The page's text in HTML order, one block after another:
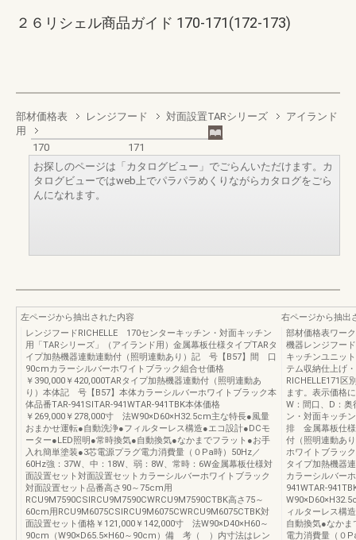
２６リシェル商品ガイド 170-171(172-173)
部材価格表 レンジフード 対面設置TARシリーズ
アイランド
用
170
171
お探しのページは「カタログビュー」でごらんいただけます。カ
タログビューではweb上でパラパラめくりながらカタログをごら
んになれます。
左ページから抽出された内容
レンジフードRICHELLE 170センターキッチン・対面キッチン
用「TARシリーズ」（アイランド用）金属幕板仕様タイプTARタ
イプ加熱機器連動連動付（照明連動あり）記 号【B57】間 口
90cmカラーシルバーホワイトブラック組合せ価格
￥390,000￥420,000TARタイプ加熱機器連動付（照明連動あ
り）本体記 号【B57】本体カラーシルバーホワイトブラック本
体品番TAR-941SITAR-941WTAR-941TBK本体価格
￥269,000￥278,000寸 法W90×D60×H32.5cm主な特長●風量
おまかせ運転●自動洗浄●フィルターレス構造●エコ設計●DCモ
ーター●LED照明●常時換気●自動換気●なかまでフラット●お手
入れ簡単塗装●3芯電源プラグ電力消費量（０Pa時）50Hz／
60Hz強：37W、中：18W、弱：8W、常時：6W金属幕板仕様対
面設置セット対面設置セットカラーシルバーホワイトブラック
対面設置セット品番高さ90～75cm用
RCU9M7590CSIRCU9M7590CWRCU9M7590CTBK高さ75～
60cm用RCU9M6075CSIRCU9M6075CWRCU9M6075CTBK対
面設置セット価格￥121,000￥142,000寸 法W90×D40×H60～
90cm（W90×D65.5×H60～90cm）備 考（ ）内寸法はレン
右ページから抽出
部材価格表ワー
機器レンジフー
キッチンユニッ
テム収納仕上げ
RICHELLE171区
ます。表示価格
W：間口、D：
ン・対面キッチ
排 金属幕板仕様
付（照明連動あ
ホワイトブラッ
タイプ加熱機器
カラーシルバー
941WTAR-
ィルターレス構
自動換気●なか
電力消費量（０